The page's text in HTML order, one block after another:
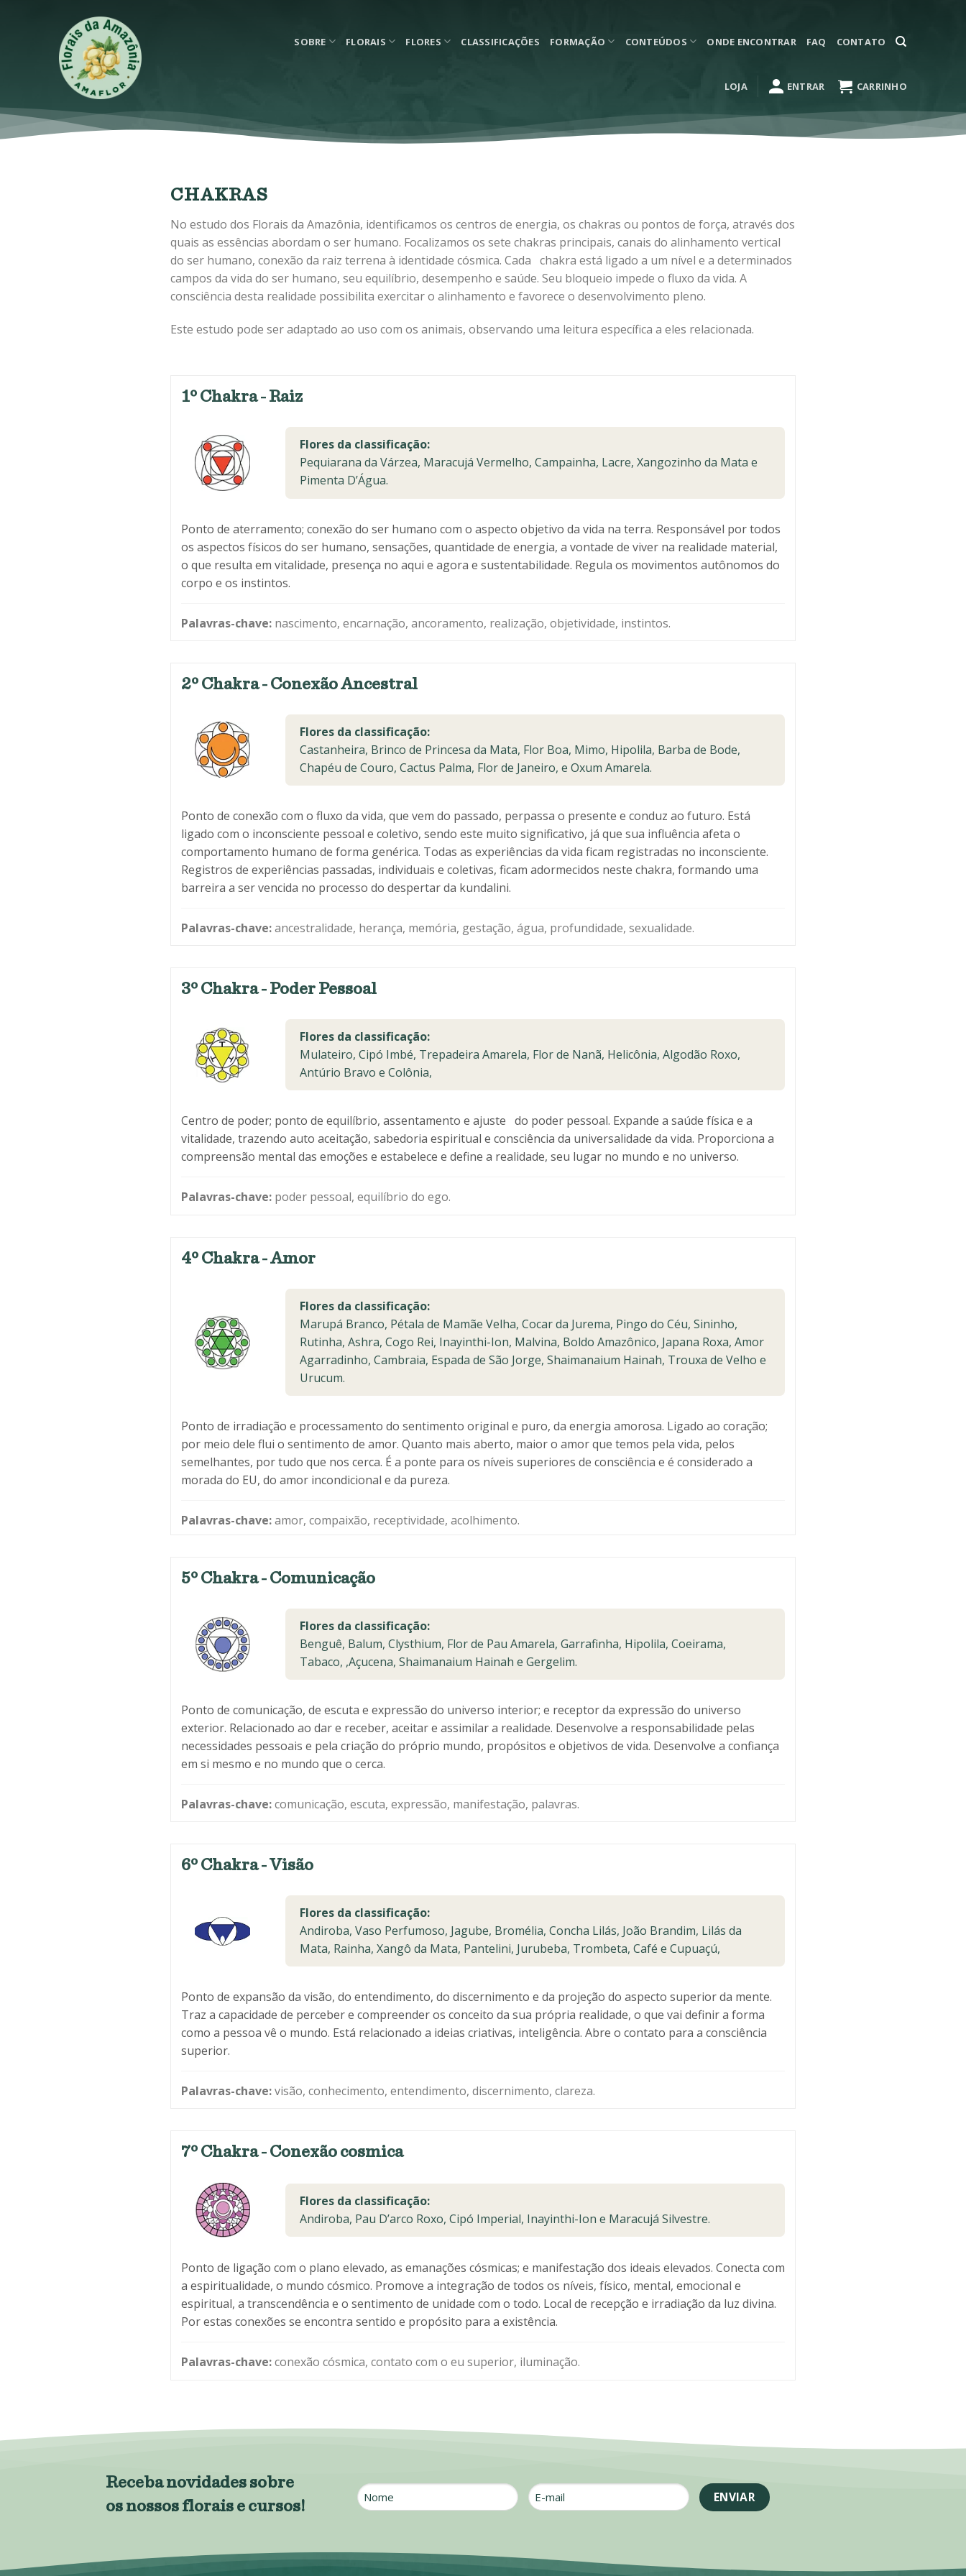
SOBRE FLORAIS FLORES CLASSIFICAÇÕES FORMAÇÃO CONTEÚDOS ONDE ENCONTRAR FAQ CONTATO
LOJA ENTRAR CARRINHO
CHAKRAS
No estudo dos Florais da Amazônia, identificamos os centros de energia, os chakras ou pontos de força, através dos
quais as essências abordam o ser humano. Focalizamos os sete chakras principais, canais do alinhamento vertical
do ser humano, conexão da raiz terrena à identidade cósmica. Cada chakra está ligado a um nível e a determinados
campos da vida do ser humano, seu equilíbrio, desempenho e saúde. Seu bloqueio impede o fluxo da vida. A
consciência desta realidade possibilita exercitar o alinhamento e favorece o desenvolvimento pleno.
Este estudo pode ser adaptado ao uso com os animais, observando uma leitura específica a eles relacionada.
1º Chakra - Raiz
Flores da classificação:
Pequiarana da Várzea, Maracujá Vermelho, Campainha, Lacre, Xangozinho da Mata e
Pimenta D’Água.
Ponto de aterramento; conexão do ser humano com o aspecto objetivo da vida na terra. Responsável por todos
os aspectos físicos do ser humano, sensações, quantidade de energia, a vontade de viver na realidade material,
o que resulta em vitalidade, presença no aqui e agora e sustentabilidade. Regula os movimentos autônomos do
corpo e os instintos.
Palavras-chave: nascimento, encarnação, ancoramento, realização, objetividade, instintos.
2º Chakra - Conexão Ancestral
Flores da classificação:
Castanheira, Brinco de Princesa da Mata, Flor Boa, Mimo, Hipolila, Barba de Bode,
Chapéu de Couro, Cactus Palma, Flor de Janeiro, e Oxum Amarela.
Ponto de conexão com o fluxo da vida, que vem do passado, perpassa o presente e conduz ao futuro. Está
ligado com o inconsciente pessoal e coletivo, sendo este muito significativo, já que sua influência afeta o
comportamento humano de forma genérica. Todas as experiências da vida ficam registradas no inconsciente.
Registros de experiências passadas, individuais e coletivas, ficam adormecidos neste chakra, formando uma
barreira a ser vencida no processo do despertar da kundalini.
Palavras-chave:ancestralidade, herança, memória, gestação, água, profundidade, sexualidade.
3º Chakra - Poder Pessoal
Flores da classificação:
Mulateiro, Cipó Imbé, Trepadeira Amarela, Flor de Nanã, Helicônia, Algodão Roxo,
Antúrio Bravo e Colônia,
Centro de poder; ponto de equilíbrio, assentamento e ajuste do poder pessoal. Expande a saúde física e a
vitalidade, trazendo auto aceitação, sabedoria espiritual e consciência da universalidade da vida. Proporciona a
compreensão mental das emoções e estabelece e define a realidade, seu lugar no mundo e no universo.
Palavras-chave: poder pessoal, equilíbrio do ego.
4º Chakra - Amor
Flores da classificação:
Marupá Branco, Pétala de Mamãe Velha, Cocar da Jurema, Pingo do Céu, Sininho,
Rutinha, Ashra, Cogo Rei, Inayinthi-Ion, Malvina, Boldo Amazônico, Japana Roxa, Amor
Agarradinho, Cambraia, Espada de São Jorge, Shaimanaium Hainah, Trouxa de Velho e
Urucum.
Ponto de irradiação e processamento do sentimento original e puro, da energia amorosa. Ligado ao coração;
por meio dele flui o sentimento de amor. Quanto mais aberto, maior o amor que temos pela vida, pelos
semelhantes, por tudo que nos cerca. É a ponte para os níveis superiores de consciência e é considerado a
morada do EU, do amor incondicional e da pureza.
Palavras-chave:amor, compaixão, receptividade, acolhimento.
5º Chakra - Comunicação
Flores da classificação:
Benguê, Balum, Clysthium, Flor de Pau Amarela, Garrafinha, Hipolila, Coeirama,
Tabaco, ,Açucena, Shaimanaium Hainah e Gergelim.
Ponto de comunicação, de escuta e expressão do universo interior; e receptor da expressão do universo
exterior. Relacionado ao dar e receber, aceitar e assimilar a realidade. Desenvolve a responsabilidade pelas
necessidades pessoais e pela criação do próprio mundo, propósitos e objetivos de vida. Desenvolve a confiança
em si mesmo e no mundo que o cerca.
Palavras-chave:comunicação, escuta, expressão, manifestação, palavras.
6º Chakra - Visão
Flores da classificação:
Andiroba, Vaso Perfumoso, Jagube, Bromélia, Concha Lilás, João Brandim, Lilás da
Mata, Rainha, Xangô da Mata, Pantelini, Jurubeba, Trombeta, Café e Cupuaçú,
Ponto de expansão da visão, do entendimento, do discernimento e da projeção do aspecto superior da mente.
Traz a capacidade de perceber e compreender os conceito da sua própria realidade, o que vai definir a forma
como a pessoa vê o mundo. Está relacionado a ideias criativas, inteligência. Abre o contato para a consciência
superior.
Palavras-chave:visão, conhecimento, entendimento, discernimento, clareza.
7º Chakra - Conexão cosmica
Flores da classificação:
Andiroba, Pau D’arco Roxo, Cipó Imperial, Inayinthi-Ion e Maracujá Silvestre.
Ponto de ligação com o plano elevado, as emanações cósmicas; e manifestação dos ideais elevados. Conecta com
a espiritualidade, o mundo cósmico. Promove a integração de todos os níveis, físico, mental, emocional e
espiritual, a transcendência e o sentimento de unidade com o todo. Local de recepção e irradiação da luz divina.
Por estas conexões se encontra sentido e propósito para a existência.
Palavras-chave:conexão cósmica, contato com o eu superior, iluminação.
Receba novidades sobre
os nossos florais e cursos!
Nome
E-
mail